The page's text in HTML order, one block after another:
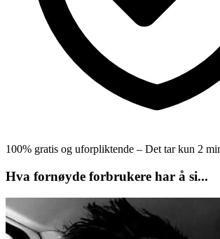
100% gratis og uforpliktende – Det tar kun 2
Hva fornøyde forbrukere har å si...